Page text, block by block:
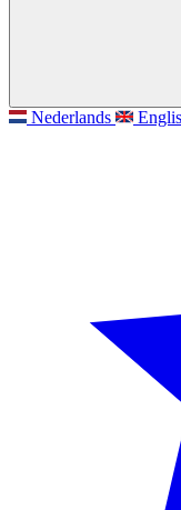
Nederlands